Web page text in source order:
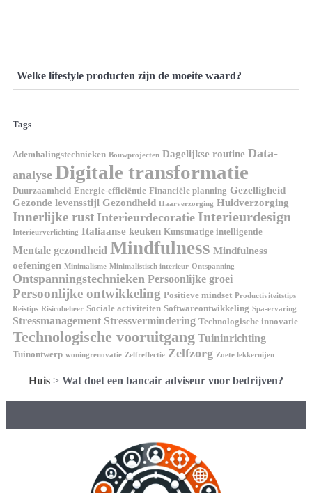
Welke lifestyle producten zijn de moeite waard?
Tags
Ademhalingstechnieken Bouwprojecten Dagelijkse routine Data-
analyse Digitale transformatie
Duurzaamheid Energie-efficiëntie Financiële planning Gezelligheid
Gezonde levensstijl Gezondheid Haarverzorging Huidverzorging
Innerlijke rust Interieurdecoratie Interieurdesign
Interieurverlichting Italiaanse keuken Kunstmatige intelligentie
Mentale gezondheid Mindfulness Mindfulness
oefeningen Minimalisme Minimalistisch interieur Ontspanning
Ontspanningstechnieken Persoonlijke groei
Persoonlijke ontwikkeling Positieve mindset Productiviteitstips
Reistips Risicobeheer Sociale activiteiten Softwareontwikkeling Spa-ervaring
Stressmanagement Stressvermindering Technologische innovatie
Technologische vooruitgang Tuininrichting
Tuinontwerp woningrenovatie Zelfreflectie Zelfzorg Zoete lekkernijen
Huis > Wat doet een bancair adviseur voor bedrijven?